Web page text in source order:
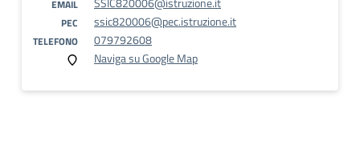
EMAIL
PEC ssic820006@pec.istruzione.it
TELEFONO
079792608
Naviga su Google Map